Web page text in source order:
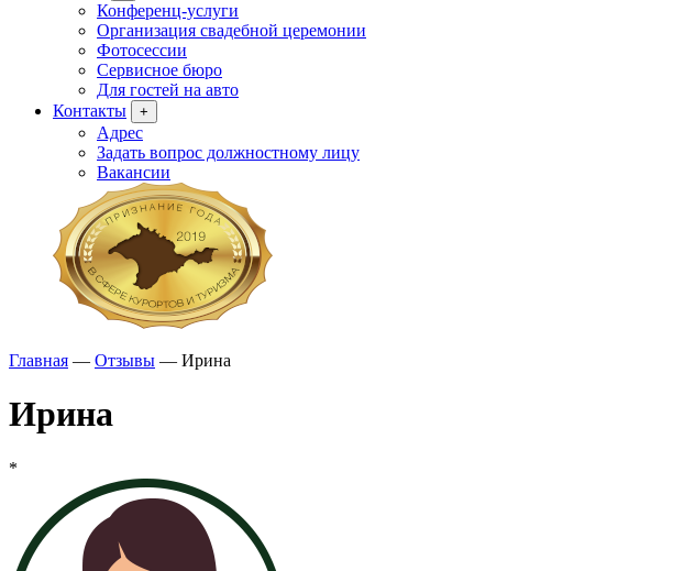
Конференц-услуги
Организация свадебной церемонии
Фотосессии
Сервисное бюро
Для гостей на авто
Контакты
+
Адрес
Задать вопрос должностному лицу
Вакансии
Главная — Отзывы — Ирина
Ирина
*